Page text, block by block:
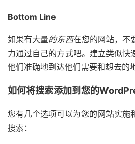
Bottom Line
如果有大量的东西在您的网站，不
力通过自己的方式吧。建立类似快
他们准确地到达他们需要和想去的
如何将搜索添加到您的
您有几个选项可以为您的网站实施
搜索：